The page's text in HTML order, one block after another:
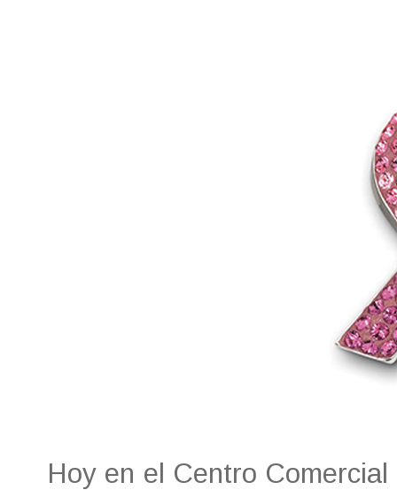
Hoy en el Centro